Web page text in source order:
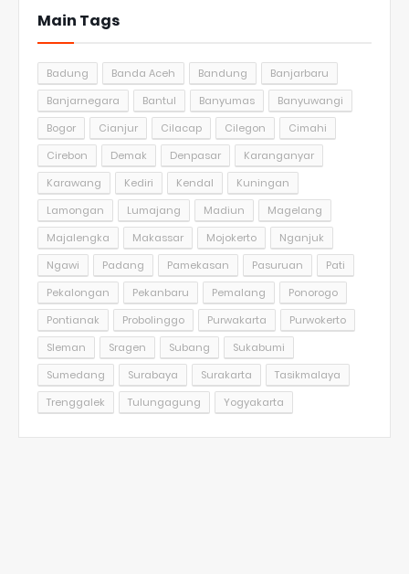
Main Tags
Badung Banda Aceh Bandung
Banjarbaru
Banjarnegara
Bantul Banyumas
Banyuwangi
Bogor
Cianjur Cilacap Cilegon
Cimahi
Cirebon
Demak Denpasar
Karanganyar
Karawang
Kediri Kendal
Kuningan
Lamongan
Lumajang Madiun
Magelang
Majalengka
Makassar Mojokerto
Nganjuk
Ngawi
Padang Pamekasan Pasuruan
Pati
Pekalongan
Pekanbaru Pemalang
Ponorogo
Pontianak
Probolinggo Purwakarta
Purwokerto
Sleman
Sragen Subang
Sukabumi
Sumedang
Surabaya Surakarta
Tasikmalaya
Trenggalek
Tulungagung Yogyakarta